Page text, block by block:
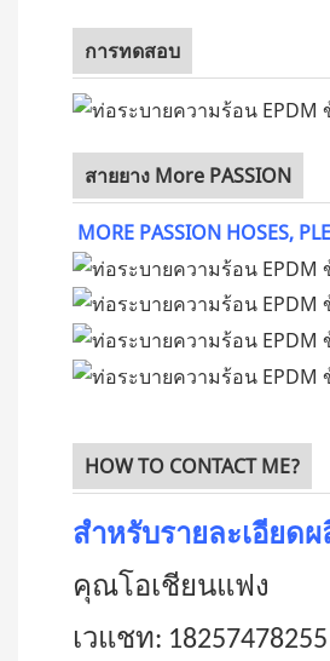
การทดสอบ
สายยาง More PASSION
MORE PASSION HOSES,
HOW TO CONTACT ME?
สำหรับรายละเอียด
คุณโอเชียนแฟง
เวแชท: